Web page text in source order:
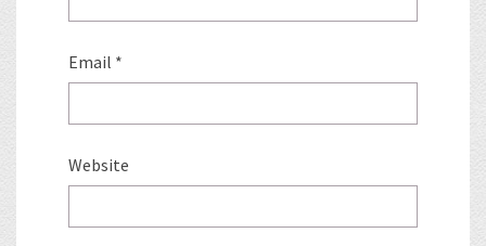
Email *
Website